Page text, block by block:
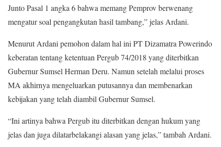
Junto Pasal 1 angka 6 bahwa memang Pemprov berwenang
mengatur soal pengangkutan hasil tambang,” jelas Ardani.
Menurut Ardani pemohon dalam hal ini PT Dizamatra Powerindo
keberatan tentang ketentuan Pergub 74/2018 yang diterbitkan
Gubernur Sumsel Herman Deru. Namun setelah melalui proses
MA akhirnya mengeluarkan putusannya dan membenarkan
kebijakan yang telah diambil Gubernur Sumsel.
“Ini artinya bahwa Pergub itu diterbitkan dengan hukum yang
jelas dan juga dilatarbelakangi alasan yang jelas,” tambah Ardani.